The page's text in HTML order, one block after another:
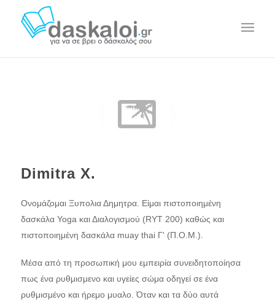
Dimitra X.
Ονομάζομαι Ξυπολια Δημητρα. Είμαι πιστοποιημένη
δασκάλα Yoga και Διαλογισμού (RYT 200) καθώς και
πιστοποιημένη δασκάλα muay thai Γ' (Π.Ο.Μ.).
Μέσα από τη προσωπική μου εμπειρία συνειδητοποίησα
πως ένα ρυθμισμενο και υγείες σώμα οδηγεί σε ένα
ρυθμισμένο και ήρεμο μυαλο. Όταν και τα δύο αυτά